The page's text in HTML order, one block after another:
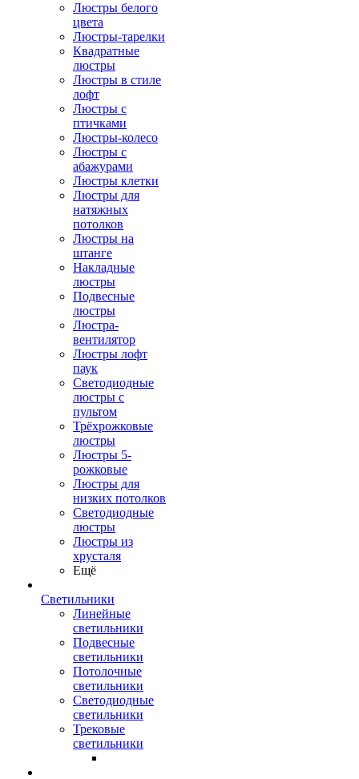
Люстры белого
цвета
Люстры-тарелки
Квадратные
люстры
Люстры в стиле
лофт
Люстры с
птичками
Люстры-колесо
Люстры с
абажурами
Люстры клетки
Люстры для
натяжных
потолков
Люстры на
штанге
Накладные
люстры
Подвесные
люстры
Люстра-
вентилятор
Люстры лофт
паук
Светодиодные
люстры с
пультом
Трёхрожковые
люстры
Люстры 5-
рожковые
Люстры для
низких потолков
Cветодиодные
люстры
Люстры из
хрусталя
Ещё
Светильники
Линейные
светильники
Подвесные
светильники
Потолочные
светильники
Светодиодные
светильники
Трековые
светильники